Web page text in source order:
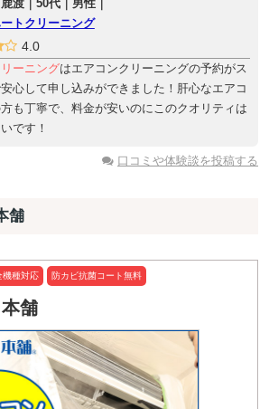
渡｜50代｜男性｜
トクリーニング
4.0
ーニングはエアコンクリーニングの予約がス
心して申し込みができました！肝心なエアコ
も丁寧で、料金が安いのにこのクオリティは
です！
口コミや体験談を投稿する
舗
機種対応 防カビ抗菌コート無料
舗